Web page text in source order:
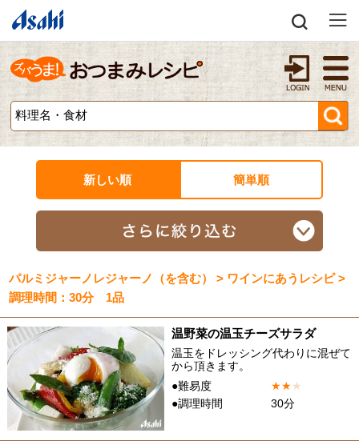
新しい順 簡単順
パルミジャーノレジャーノ（を含む） > ワインにあうレシピ >
調理時間：30分 1品
温野菜の温玉チーズサラダ
温玉をドレッシング代わりに混ぜて
から頂きます。
●難易度
★★★
●調理時間
30分